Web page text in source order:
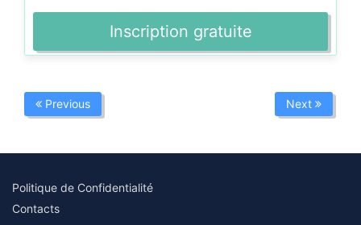
Inscription gratuite
Previous Next
Politique de Confidentialité
Contacts